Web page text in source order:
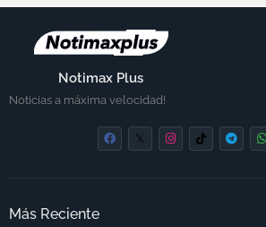
Notimax Plus
Noticias a máxima velocidad!
Más Reciente